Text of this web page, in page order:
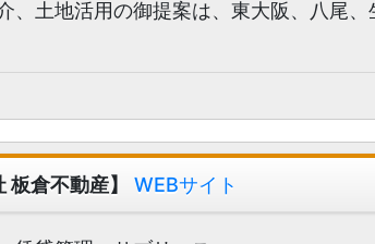
土地活用の御提案は、東大阪、八尾、
板倉不動産】 WEBサイト